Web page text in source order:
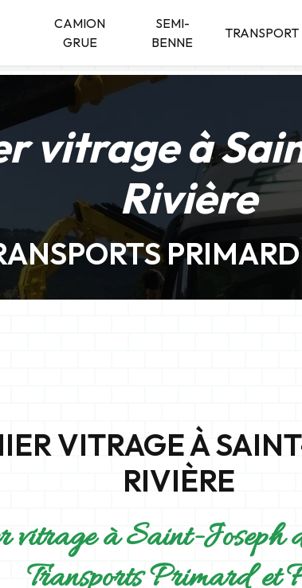
CAMION
GRUE
SEMI-
BENNE
TRANSPORT
vitrage à
Rivière
VITRAGE À
RIVIÈRE
vitrage à Saint-Joseph
Transports Primard et